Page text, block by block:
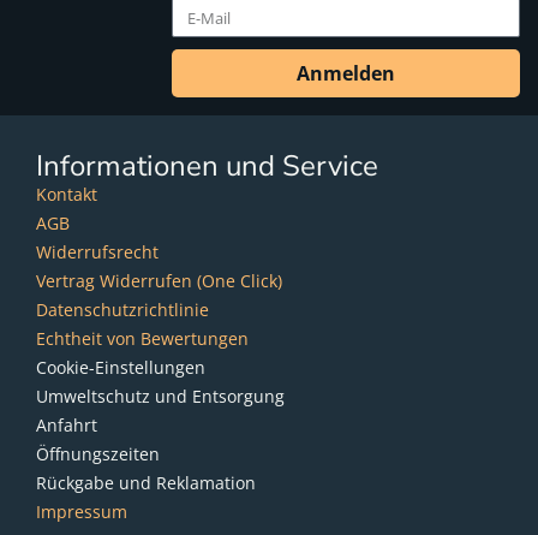
Anmelden
Informationen und Service
Kontakt
AGB
Widerrufsrecht
Vertrag Widerrufen (One Click)
Datenschutzrichtlinie
Echtheit von Bewertungen
Cookie-Einstellungen
Umweltschutz und Entsorgung
Anfahrt
Öffnungszeiten
Rückgabe und Reklamation
Impressum